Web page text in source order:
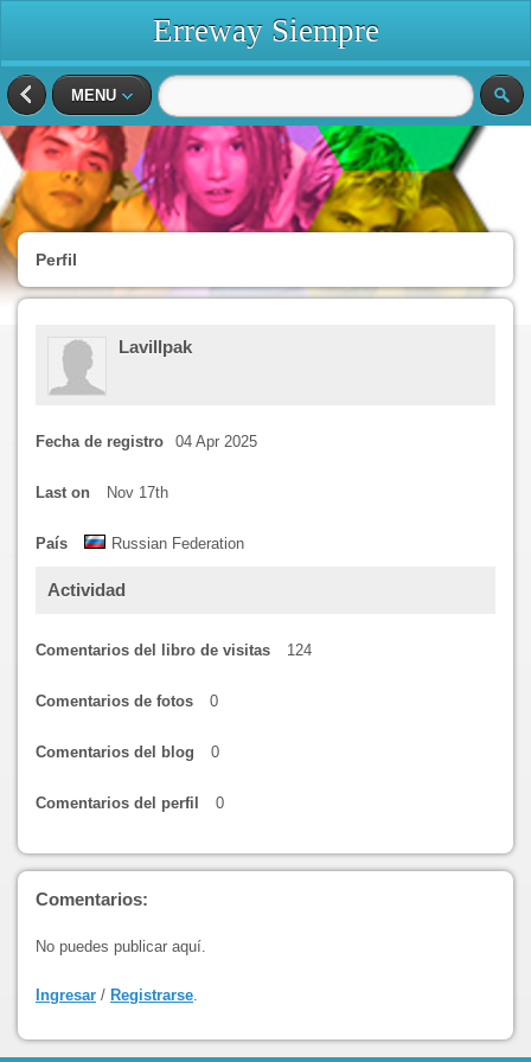
Erreway Siempre
MENU
Perfil
Lavillpak
Fecha de registro 04 Apr 2025
Last on Nov 17th
País Russian Federation
Actividad
Comentarios del libro de visitas 124
Comentarios de fotos 0
Comentarios del blog 0
Comentarios del perfil 0
Comentarios:
No puedes publicar aquí.
Ingresar / Registrarse.